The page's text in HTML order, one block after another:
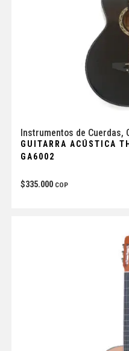
Instrumentos de Cuerdas,
GUITARRA ACÚSTICA
GA6002
$335.000 COP